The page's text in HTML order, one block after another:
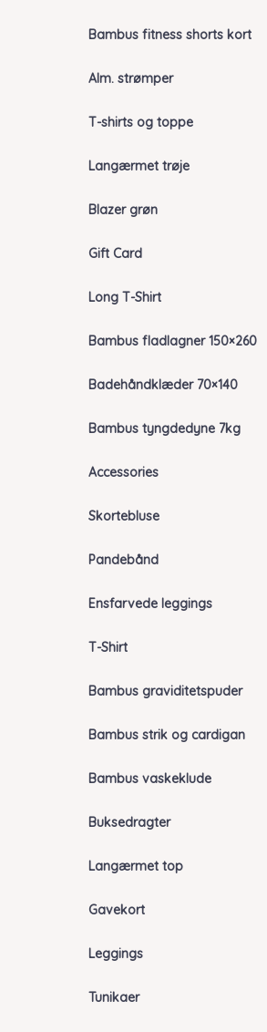
Bambus fitness shorts kort
Alm. strømper
T-shirts og toppe
Langærmet trøje
Blazer grøn
Gift Card
Long T-Shirt
Bambus fladlagner 150×260
Badehåndklæder 70×140
Bambus tyngdedyne 7kg
Accessories
Skortebluse
Pandebånd
Ensfarvede leggings
T-Shirt
Bambus graviditetspuder
Bambus strik og cardigan
Bambus vaskeklude
Buksedragter
Langærmet top
Gavekort
Leggings
Tunikaer